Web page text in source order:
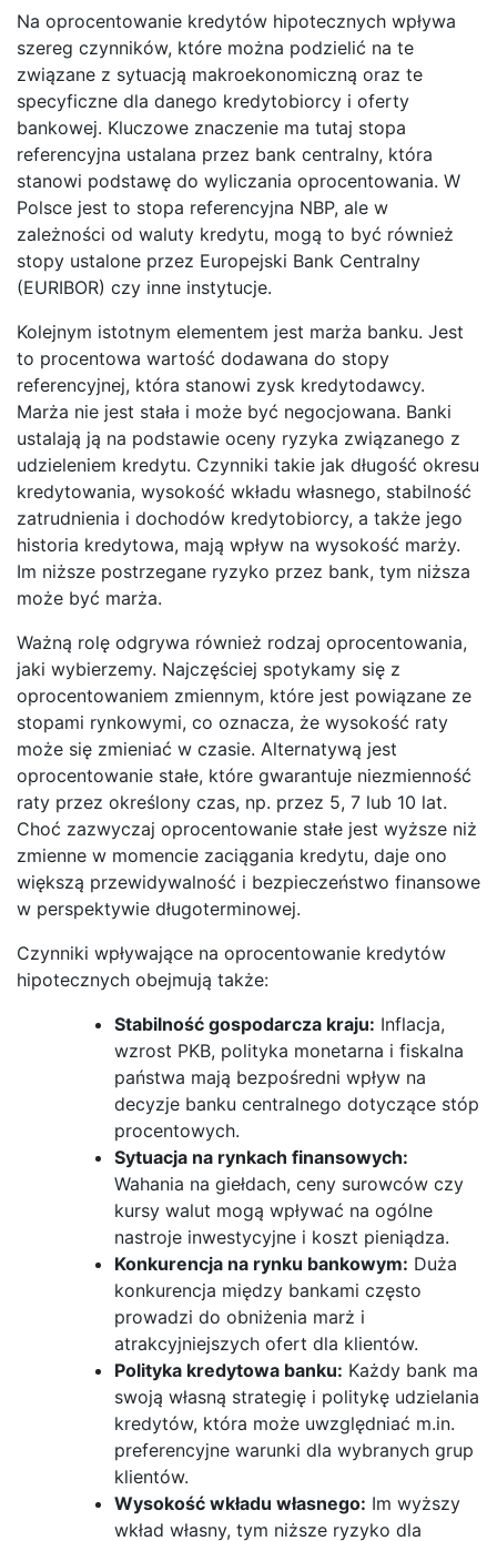
Na oprocentowanie kredytów hipotecznych wpływa
szereg czynników, które można podzielić na te
związane z sytuacją makroekonomiczną oraz te
specyficzne dla danego kredytobiorcy i oferty
bankowej. Kluczowe znaczenie ma tutaj stopa
referencyjna ustalana przez bank centralny, która
stanowi podstawę do wyliczania oprocentowania. W
Polsce jest to stopa referencyjna NBP, ale w
zależności od waluty kredytu, mogą to być również
stopy ustalone przez Europejski Bank Centralny
(EURIBOR) czy inne instytucje.
Kolejnym istotnym elementem jest marża banku. Jest
to procentowa wartość dodawana do stopy
referencyjnej, która stanowi zysk kredytodawcy.
Marża nie jest stała i może być negocjowana. Banki
ustalają ją na podstawie oceny ryzyka związanego z
udzieleniem kredytu. Czynniki takie jak długość okresu
kredytowania, wysokość wkładu własnego, stabilność
zatrudnienia i dochodów kredytobiorcy, a także jego
historia kredytowa, mają wpływ na wysokość marży.
Im niższe postrzegane ryzyko przez bank, tym niższa
może być marża.
Ważną rolę odgrywa również rodzaj oprocentowania,
jaki wybierzemy. Najczęściej spotykamy się z
oprocentowaniem zmiennym, które jest powiązane ze
stopami rynkowymi, co oznacza, że wysokość raty
może się zmieniać w czasie. Alternatywą jest
oprocentowanie stałe, które gwarantuje niezmienność
raty przez określony czas, np. przez 5, 7 lub 10 lat.
Choć zazwyczaj oprocentowanie stałe jest wyższe niż
zmienne w momencie zaciągania kredytu, daje ono
większą przewidywalność i bezpieczeństwo finansowe
w perspektywie długoterminowej.
Czynniki wpływające na oprocentowanie kredytów
hipotecznych obejmują także:
Stabilność gospodarcza kraju: Inflacja,
wzrost PKB, polityka monetarna i fiskalna
państwa mają bezpośredni wpływ na
decyzje banku centralnego dotyczące stóp
procentowych.
Sytuacja na rynkach finansowych:
Wahania na giełdach, ceny surowców czy
kursy walut mogą wpływać na ogólne
nastroje inwestycyjne i koszt pieniądza.
Konkurencja na rynku bankowym: Duża
konkurencja między bankami często
prowadzi do obniżenia marż i
atrakcyjniejszych ofert dla klientów.
Polityka kredytowa banku: Każdy bank ma
swoją własną strategię i politykę udzielania
kredytów, która może uwzględniać m.in.
preferencyjne warunki dla wybranych grup
klientów.
Wysokość wkładu własnego: Im wyższy
wkład własny, tym niższe ryzyko dla